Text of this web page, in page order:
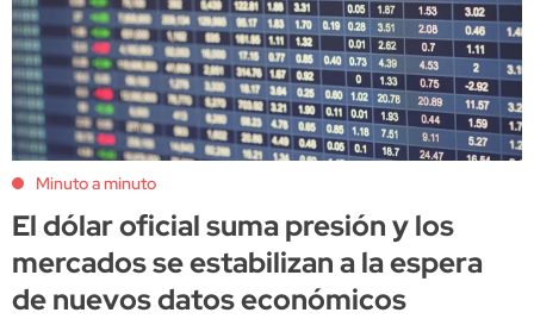
Minuto a minuto
El dólar oficial suma presión y los
mercados se estabilizan a la espera
de nuevos datos económicos